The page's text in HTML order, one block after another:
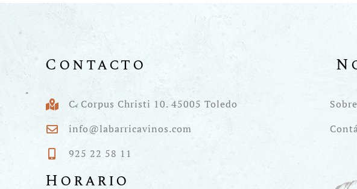
Contacto
C. Corpus Christi 10. 45005 Toledo
info@labarricavinos.com
925 22 58 11
Horario